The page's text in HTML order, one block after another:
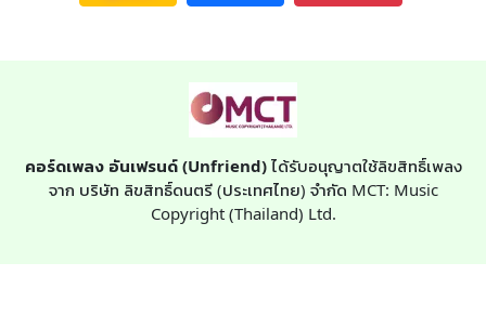
คอร์ดเพลง อันเฟรนด์ (Unfriend)ได้รับอนุญาตใช้ลิขสิทธิ์เพลง
จาก บริษัท ลิขสิทธิ์ดนตรี (ประเทศไทย) จำกัด MCT: Music
Copyright (Thailand) Ltd.